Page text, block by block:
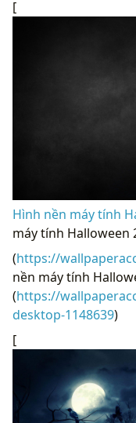
[
Hình nền máy tính
máy tính Halloween
(https://
nền máy tính
(https://
desktop-1148639)
[